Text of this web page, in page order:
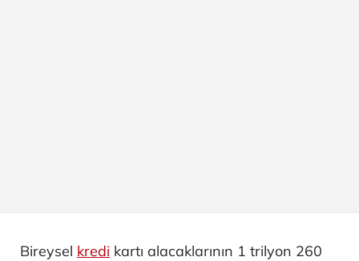
Bireysel kredi kartı alacaklarının 1 trilyon 260